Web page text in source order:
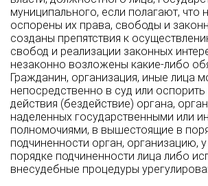
муниципального, если полагают, что
оспорены их права, свободы и
созданы препятствия к
свобод и реализации законных
незаконно возложены какие-либо
Гражданин, организация, иные лица
непосредственно в суд или
действия (бездействие) органа,
наделенных государственными или
полномочиями, в вышестоящие в
подчиненности орган, организацию,
порядке подчиненности лица либо
внесудебные процедуры